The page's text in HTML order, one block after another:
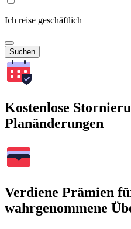
Ich reise geschäftlich
Suchen
Kostenlose
Planänderungen
Verdiene Prämien
wahrgenommene